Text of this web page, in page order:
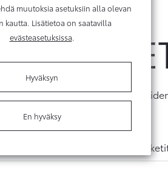
Varmista aina
muutoksia asetuksiin alla olevan
kautta. Lisätietoa on saatavilla
evästeasetuksissa.
Hyväksyn
En hyväksy